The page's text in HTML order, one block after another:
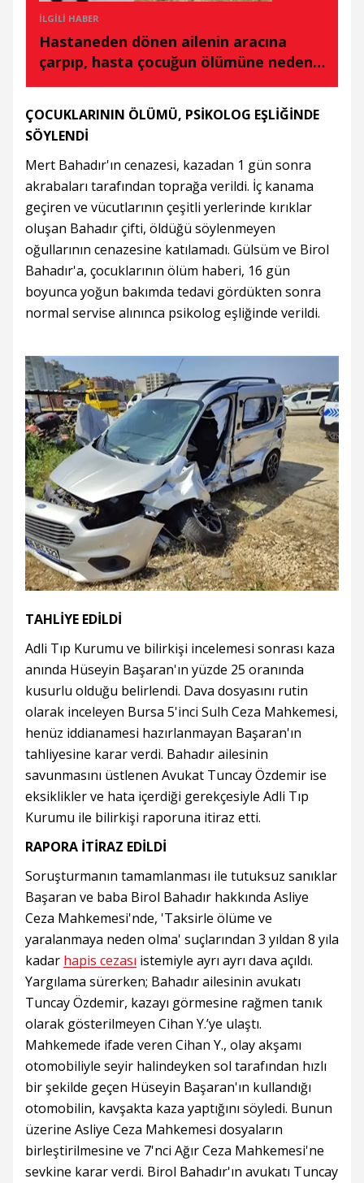
İLGILI HABER
Hastaneden dönen ailenin aracına
çarpıp, hasta çocuğun ölümüne neden
olan sürücüye tahliye
ÇOCUKLARININ ÖLÜMÜ, PSİKOLOG EŞLİĞİNDE
SÖYLENDİ
Mert Bahadır'ın cenazesi, kazadan 1 gün sonra
akrabaları tarafından toprağa verildi. İç kanama
geçiren ve vücutlarının çeşitli yerlerinde kırıklar
oluşan Bahadır çifti, öldüğü söylenmeyen
oğullarının cenazesine katılamadı. Gülsüm ve Birol
Bahadır'a, çocuklarının ölüm haberi, 16 gün
boyunca yoğun bakımda tedavi gördükten sonra
normal servise alınınca psikolog eşliğinde verildi.
TAHLİYE EDİLDİ
Adli Tıp Kurumu ve bilirkişi incelemesi sonrası kaza
anında Hüseyin Başaran'ın yüzde 25 oranında
kusurlu olduğu belirlendi. Dava dosyasını rutin
olarak inceleyen Bursa 5'inci Sulh Ceza Mahkemesi,
henüz iddianamesi hazırlanmayan Başaran'ın
tahliyesine karar verdi. Bahadır ailesinin
savunmasını üstlenen Avukat Tuncay Özdemir ise
eksiklikler ve hata içerdiği gerekçesiyle Adli Tıp
Kurumu ile bilirkişi raporuna itiraz etti.
RAPORA İTİRAZ EDİLDİ
Soruşturmanın tamamlanması ile tutuksuz sanıklar
Başaran ve baba Birol Bahadır hakkında Asliye
Ceza Mahkemesi'nde, 'Taksirle ölüme ve
yaralanmaya neden olma' suçlarından 3 yıldan 8 yıla
kadar hapis cezası istemiyle ayrı ayrı dava açıldı.
Yargılama sürerken; Bahadır ailesinin avukatı
Tuncay Özdemir, kazayı görmesine rağmen tanık
olarak gösterilmeyen Cihan Y.’ye ulaştı.
Mahkemede ifade veren Cihan Y., olay akşamı
otomobiliyle seyir halindeyken sol tarafından hızlı
bir şekilde geçen Hüseyin Başaran'ın kullandığı
otomobilin, kavşakta kaza yaptığını söyledi. Bunun
üzerine Asliye Ceza Mahkemesi dosyaların
birleştirilmesine ve 7'nci Ağır Ceza Mahkemesi'ne
sevkine karar verdi. Birol Bahadır'ın avukatı Tuncay